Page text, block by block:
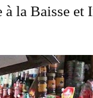
à la Baisse